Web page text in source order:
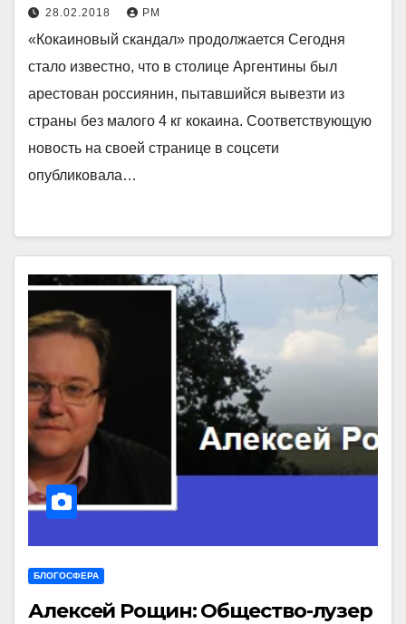
28.02.2018 РМ
«Кокаиновый скандал» продолжается Сегодня
стало известно, что в столице Аргентины был
арестован россиянин, пытавшийся вывезти из
страны без малого 4 кг кокаина. Соответствующую
новость на своей странице в соцсети
опубликовала…
БЛОГОСФЕРА
Алексей Рощин: Общество-лузер